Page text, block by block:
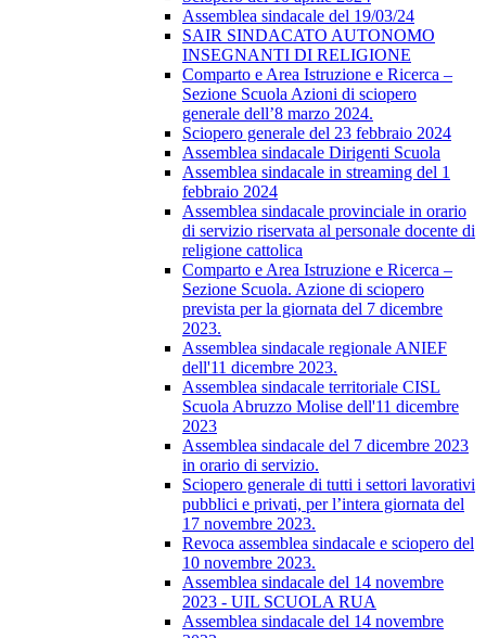
Assemblea sindacale del 19/03/24
SAIR SINDACATO AUTONOMO
INSEGNANTI DI RELIGIONE
Comparto e Area Istruzione e Ricerca –
Sezione Scuola Azioni di sciopero
generale dell’8 marzo 2024.
Sciopero generale del 23 febbraio 2024
Assemblea sindacale Dirigenti Scuola
Assemblea sindacale in streaming del 1
febbraio 2024
Assemblea sindacale provinciale in orario
di servizio riservata al personale docente di
religione cattolica
Comparto e Area Istruzione e Ricerca –
Sezione Scuola. Azione di sciopero
prevista per la giornata del 7 dicembre
2023.
Assemblea sindacale regionale ANIEF
dell'11 dicembre 2023.
Assemblea sindacale territoriale CISL
Scuola Abruzzo Molise dell'11 dicembre
2023
Assemblea sindacale del 7 dicembre 2023
in orario di servizio.
Sciopero generale di tutti i settori lavorativi
pubblici e privati, per l’intera giornata del
17 novembre 2023.
Revoca assemblea sindacale e sciopero del
10 novembre 2023.
Assemblea sindacale del 14 novembre
2023 - UIL SCUOLA RUA
Assemblea sindacale del 14 novembre